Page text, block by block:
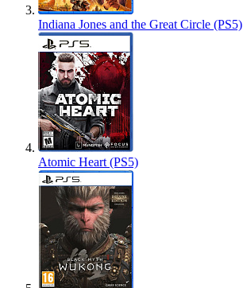
Indiana Jones and the Great Circle (PS5)
Atomic Heart (PS5)